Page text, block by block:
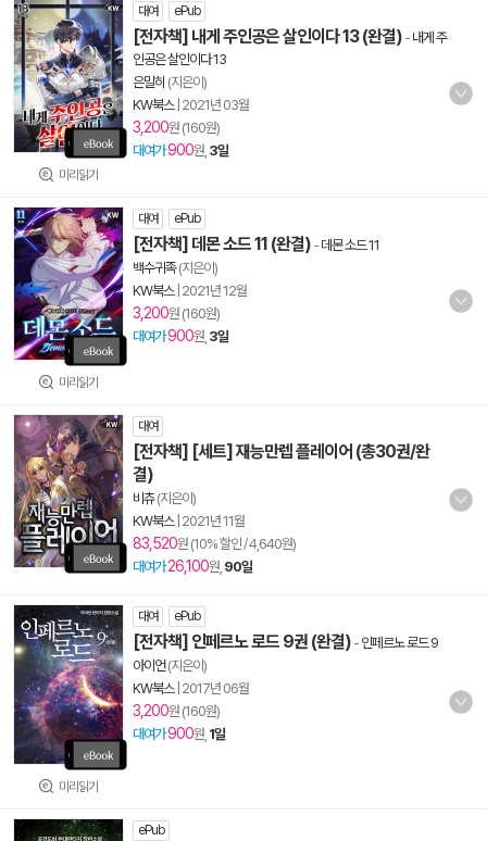
미리읽기
대여 ePub
[전자책] 내게 주인공은 살인이다 13 (완결) - 내게 주
인공은 살인이다 13
은밀히 (지은이)
KW북스| 2021년 03월
3,200원 (160원)
대여가900원, 3일
미리읽기
대여 ePub
[전자책] 데몬 소드 11 (완결) - 데몬 소드 11
백수귀족(지은이)
KW북스| 2021년 12월
3,200원 (160원)
대여가900원, 3일
대여
[전자책] [세트] 재능만렙 플레이어 (총30권/완
결)
비츄(지은이)
KW북스| 2021년 11월
83,520원 (10% 할인 / 4,640원)
대여가 26,100원, 90일
미리읽기
대여 ePub
[전자책] 인페르노 로드 9권 (완결) - 인페르노 로드 9
아이언(지은이)
KW북스| 2017년 06월
3,200원 (160원)
대여가900원, 1일
ePub